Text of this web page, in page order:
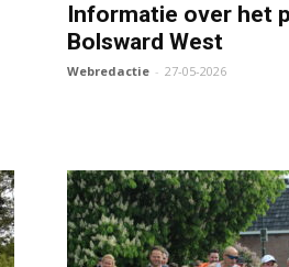
Informatie over het
Bolsward West
Webredactie - 27-05-2026